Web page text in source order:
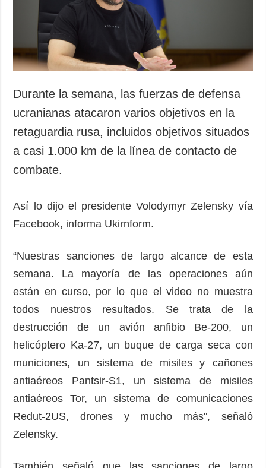
Durante la semana, las fuerzas de defensa
ucranianas atacaron varios objetivos en la
retaguardia rusa, incluidos objetivos situados
a casi 1.000 km de la línea de contacto de
combate.
Así lo dijo el presidente Volodymyr Zelensky vía
Facebook, informa Ukirnform.
“Nuestras sanciones de largo alcance de esta
semana. La mayoría de las operaciones aún
están en curso, por lo que el video no muestra
todos nuestros resultados. Se trata de la
destrucción de un avión anfibio Be-200, un
helicóptero Ka-27, un buque de carga seca con
municiones, un sistema de misiles y cañones
antiaéreos Pantsir-S1, un sistema de misiles
antiaéreos Tor, un sistema de comunicaciones
Redut-2US, drones y mucho más", señaló
Zelensky.